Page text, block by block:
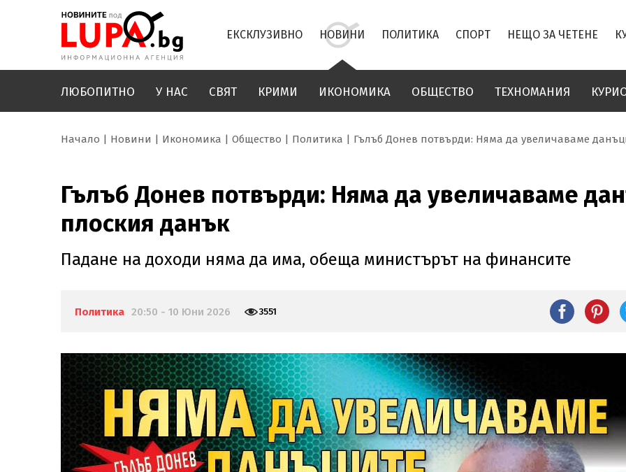
ЕКСКЛУЗИВНО НОВИНИ ПОЛИТИКА СПОРТ НЕЩО ЗА ЧЕТЕНЕ
ЛЮБОПИТНО У НАС СВЯТ КРИМИ ИКОНОМИКА ОБЩЕСТВО ТЕХНОМАНИЯ
Начало Новини Икономика Общество Политика Гълъб Донев потвърди: Няма да увеличаваме
Гълъб Донев потвърди: Няма да увеличаваме
плоския данък
Падане на доходи няма да има, обеща министърът на финансите
Политика 20:50 - 10 Юни 2026 3551